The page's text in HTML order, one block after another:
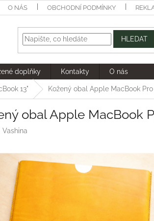
O NÁS OBCHODNÍ PODMÍNKY
HLEDAT
doplňky Kontakty O nás
13" Kožený obal Apple MacBook Pro
obal Apple MacBook
Vashina